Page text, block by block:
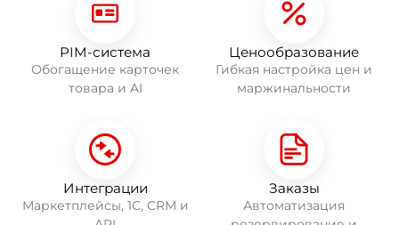
PIM-система
Обогащение карточек
товара и AI
Ценообразование
Гибкая настройка цен и
маржинальности
Интеграции
Маркетплейсы, 1С, CRM и
Заказы
Автоматизация